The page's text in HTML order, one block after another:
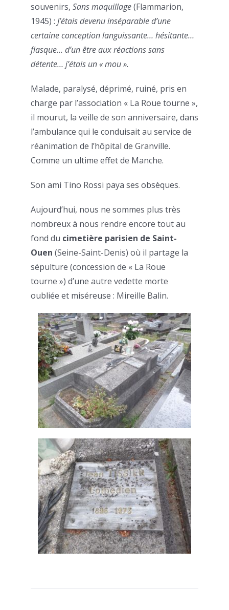
souvenirs, Sans maquillage(Flammarion,
1945) : J’étais devenu inséparable d’une
certaine conception languissante… hésitante…
flasque… d’un être aux réactions sans
détente… j’étais un « mou ».
Malade, paralysé, déprimé, ruiné, pris en
charge par l’association « La Roue tourne »,
il mourut, la veille de son anniversaire, dans
l’ambulance qui le conduisait au service de
réanimation de l’hôpital de Granville.
Comme un ultime effet de Manche.
Son ami Tino Rossi paya ses obsèques.
Aujourd’hui, nous ne sommes plus très
nombreux à nous rendre encore tout au
fond du cimetière parisien de Saint-
Ouen (Seine-Saint-Denis) où il partage la
sépulture (concession de « La Roue
tourne ») d’une autre vedette morte
oubliée et miséreuse : Mireille Balin.